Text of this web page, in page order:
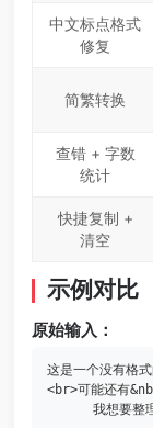
中文标点格式
修复
简繁转换
查错 + 字数
统计
快捷复制 +
清空
示例对比
原始输入：
这是一个没有格
<br>可能还有
我想